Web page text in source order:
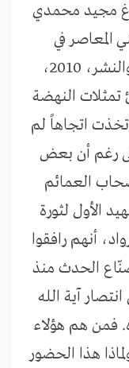
مجيد محمدي
المعاصر في
إيران”الشبكة العربية للأبحاث والنشر، 2010،
تمثلات النهضة
اتخذت اتجاهاً لم
رغم أن بعض
العمائم
الأول لثورة
أنهم رافقوا
الحدث منذ
عام 1906 حتى انتصار آية الله
فمن هم هؤلاء
هذا الحضور